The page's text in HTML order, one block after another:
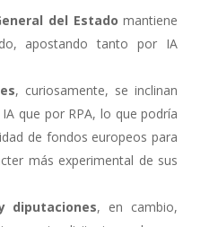
del Estado mantiene
apostando tanto por IA
, curiosamente, se inclinan
que por RPA, lo que podría
de fondos europeos para
más experimental de sus
diputaciones, en cambio,